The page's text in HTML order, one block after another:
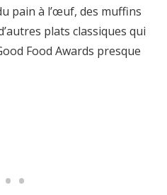
pain à l’œuf, des muffins
plats classiques qui
Food Awards presque